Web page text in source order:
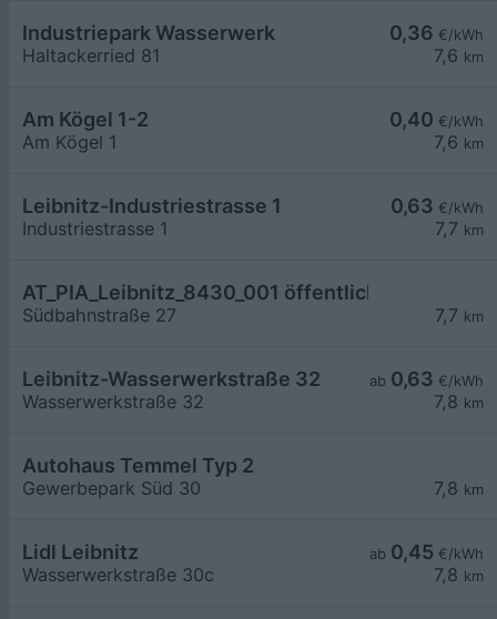
0,36 €/kWh
7,6 km
Industriepark Wasserwerk
Haltackerried 81
0,40 €/kWh
7,6 km
Am Kögel 1-2
Am Kögel 1
0,63 €/kWh
7,7 km
Leibnitz-Industriestrasse 1
Industriestrasse 1
7,7 km
AT_PIA_Leibnitz_8430_001 öffentlich
Südbahnstraße 27
ab 0,63 €/kWh
7,8 km
Leibnitz-Wasserwerkstraße 32
Wasserwerkstraße 32
7,8 km
Autohaus Temmel Typ 2
Gewerbepark Süd 30
ab 0,45 €/kWh
7,8 km
Lidl Leibnitz
Wasserwerkstraße 30c